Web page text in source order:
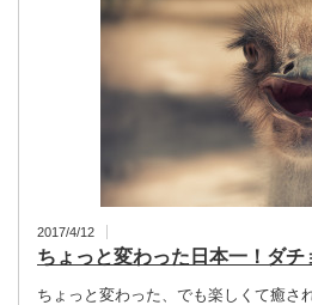
2017/4/12
ちょっと変わった日本一！ダ
ちょっと変わった、でも楽しくて癒さ